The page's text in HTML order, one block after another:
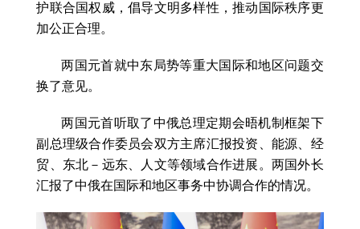
护联合国权威，倡导文明多样性，推动国际秩序更
加公正合理。
两国元首就中东局势等重大国际和地区问题交
换了意见。
两国元首听取了中俄总理定期会晤机制框架下
副总理级合作委员会双方主席汇报投资、能源、经
贸、东北－远东、人文等领域合作进展。两国外长
汇报了中俄在国际和地区事务中协调合作的情况。